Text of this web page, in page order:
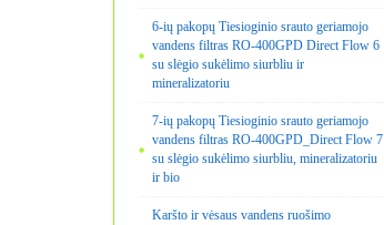
6-ių pakopų Tiesioginio srauto geriamojo
vandens filtras RO-400GPD Direct Flow 6
su slėgio sukėlimo siurbliu ir
mineralizatoriu
7-ių pakopų Tiesioginio srauto geriamojo
vandens filtras RO-400GPD_Direct Flow 7
su slėgio sukėlimo siurbliu, mineralizatoriu
ir bio
Karšto ir vėsaus vandens ruošimo